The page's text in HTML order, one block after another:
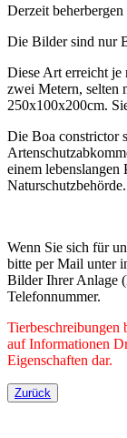
Derzeit
Die Bilder sind nur
Diese Art erreicht je
zwei Metern, selten
250x100x200cm.
Die Boa constrictor
einem lebenslangen
Naturschutzbehörde.
Wenn Sie sich für
bitte per Mail unter
Bilder Ihrer Anlage
Telefonnummer.
Tierbeschreibungen
auf Informationen
Eigenschaften dar.
Zurück